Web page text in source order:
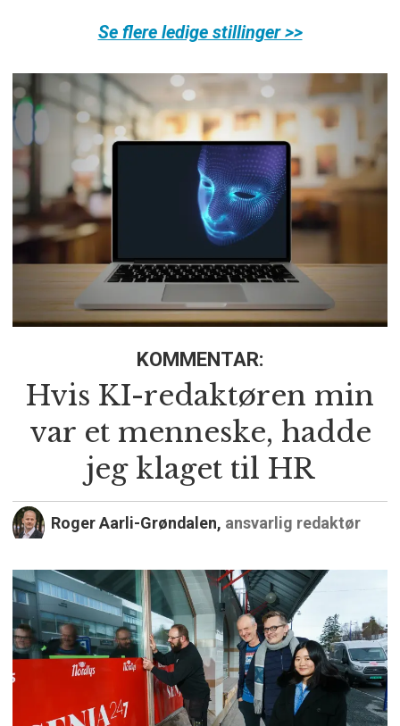
Se flere ledige stillinger >>
KOMMENTAR:
Hvis KI-redaktøren min
var et menneske, hadde
jeg klaget til HR
Roger Aarli-Grøndalen, ansvarlig redaktør